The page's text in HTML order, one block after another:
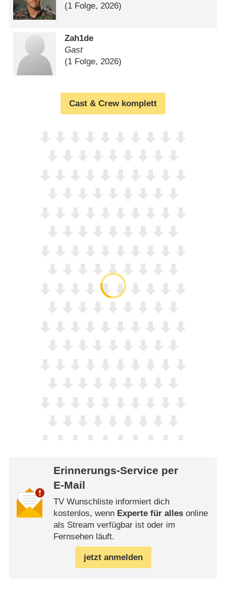
(1 Folge, 2026)
Zah1de
Gast
(1 Folge, 2026)
Cast & Crew komplett
Erinnerungs-Service per
E-Mail
TV Wunschliste informiert dich
kostenlos, wenn Experte für allesonline
als Stream verfügbar ist oder im
Fernsehen läuft.
jetzt anmelden